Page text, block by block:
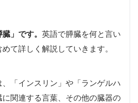
」です。 英語で膵臓を何と言い
て詳しく解説していきます。
「インスリン」や「ランゲルハ
関連する言葉、その他の臓器の